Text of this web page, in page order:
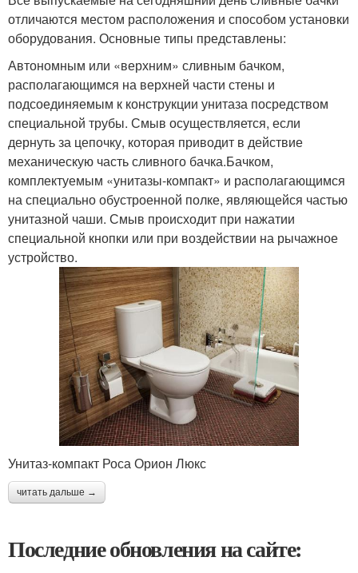
отличаются местом расположения и способом установки
оборудования. Основные типы представлены:
Автономным или «верхним» сливным бачком,
располагающимся на верхней части стены и
подсоединяемым к конструкции унитаза посредством
специальной трубы. Смыв осуществляется, если
дернуть за цепочку, которая приводит в действие
механическую часть сливного бачка.Бачком,
комплектуемым «унитазы-компакт» и располагающимся
на специально обустроенной полке, являющейся частью
унитазной чаши. Смыв происходит при нажатии
специальной кнопки или при воздействии на рычажное
устройство.
Унитаз-компакт Роса Орион Люкс
читать дальше →
Последние обновления на сайте: